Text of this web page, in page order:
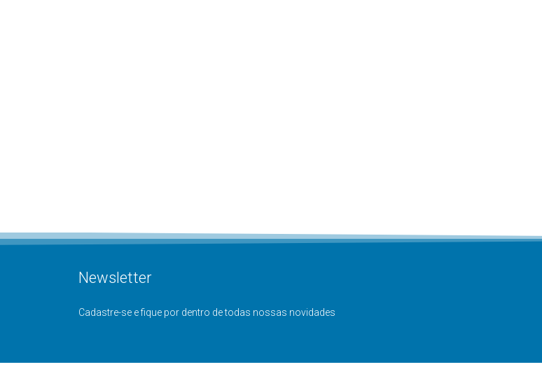
Newsletter
Cadastre-se e fique por dentro de todas nossas novidades